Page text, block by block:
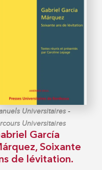
Universitaires -
Universitaires
García
Soixante
de lévitation.